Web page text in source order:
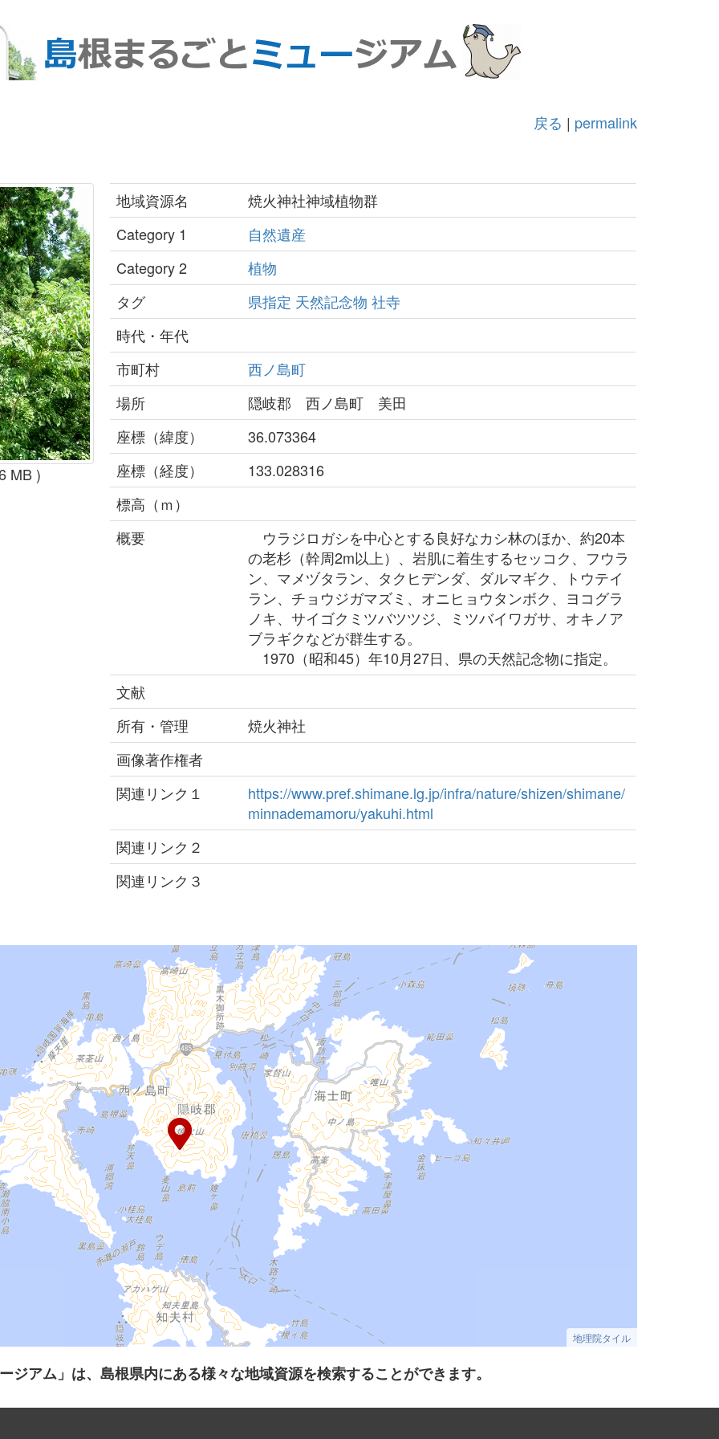
戻る | permalink
MB )
地域資源名
焼火神社神域植物群
Category 1
自然遺産
Category 2
植物
タグ
県指定 天然記念物 社寺
時代・年代
市町村
西ノ島町
場所
隠岐郡 西ノ島町 美田
座標（緯度）
36.073364
座標（経度）
133.028316
標高（ｍ）
概要
ウラジロガシを中心とする良好なカシ林のほか、約20本
の老杉（幹周2m以上）、岩肌に着生するセッコク、フウラ
ン、マメヅタラン、タクヒデンダ、ダルマギク、トウテイ
ラン、チョウジガマズミ、オニヒョウタンボク、ヨコグラ
ノキ、サイゴクミツバツツジ、ミツバイワガサ、オキノア
ブラギクなどが群生する。
1970（昭和45）年10月27日、県の天然記念物に指定。
文献
所有・管理
焼火神社
画像著作権者
関連リンク１
https://www.pref.shimane.lg.jp/infra/nature/shizen/shimane/
minnademamoru/yakuhi.html
関連リンク２
関連リンク３
地理院タイル
ジアム」は、島根県内にある様々な地域資源を検索することができます。